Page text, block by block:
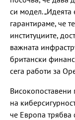
си модел.
гарантираме, че
институциите,
важната
британски
сега работи за
Високопоставени
на
че Европа трябва